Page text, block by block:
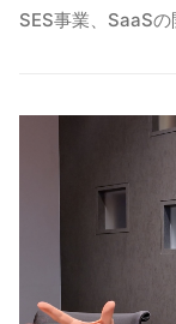
SES事業、SaaSの